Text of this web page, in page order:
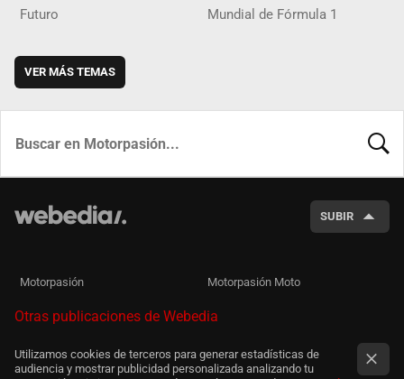
Futuro Mundial de Fórmula 1
VER MÁS TEMAS
SUBIR
Motorpasión Motorpasión Moto
Otras publicaciones de Webedia
Utilizamos cookies de terceros para generar estadísticas de
audiencia y mostrar publicidad personalizada analizando tu